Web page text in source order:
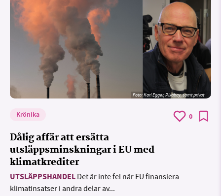
Foto:Karl Egger, Pixabay, samt privat
Krönika 0
Dålig affär att ersätta
utsläppsminskningar i EU med
klimatkrediter
UTSLÄPPSHANDEL Det är inte fel när EU finansiera
klimatinsatser i andra delar av...